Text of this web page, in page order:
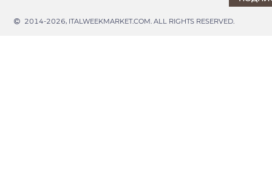
2014-2026, ITALWEEKMARKET.COM. ALL RIGHTS RESERVED.